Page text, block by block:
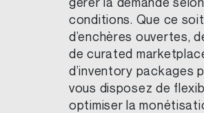
gérer la demande
conditions. Que ce
d’enchères ouvertes,
de curated
d’inventory packages
vous disposez de
optimiser la